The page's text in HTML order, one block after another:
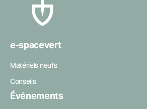
e-spacevert
Matériels neufs
Page
courante :
Conseils
Événements